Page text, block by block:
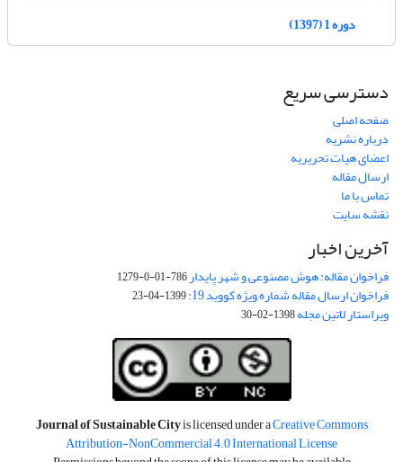
دوره 1 (1397)
دسترسی سریع
صفحه اصلی
درباره نشریه
اعضای هیات تحریریه
ارسال مقاله
تماس با ما
نقشه سایت
آخرین اخبار
فراخوان مقاله: هوش مصنوعی و شهر پایدار786-01-0-1279
فراخوان ارسال مقاله شماره ویژه کووید 19: 1399-04-23
ویراستار لاتین مجله1398-02-30
Journal of Sustainable Cityis licensed under aCreative Commons
Attribution-NonCommercial 4.0 International License